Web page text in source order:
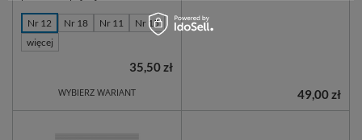
Nr 12 Nr 18 Nr 11
Nr 15
więcej
WYBIERZ WARIANT
35,50 zł
49,00 zł